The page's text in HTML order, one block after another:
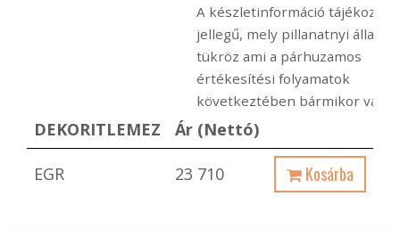
A készletinformáció
jellegű, mely pillanatnyi
tükröz ami a párhuzamos
értékesítési folyamatok
következtében bármikor
DEKORITLEMEZ Ár (Nettó)
EGR 23 710 Kosárba